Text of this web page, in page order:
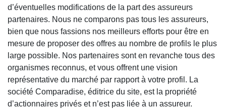
d’éventuelles modifications de la part des assureurs
partenaires. Nous ne comparons pas tous les assureurs,
bien que nous fassions nos meilleurs efforts pour être en
mesure de proposer des offres au nombre de profils le plus
large possible. Nos partenaires sont en revanche tous des
organismes reconnus, et vous offrent une vision
représentative du marché par rapport à votre profil. La
société Comparadise, éditrice du site, est la propriété
d’actionnaires privés et n’est pas liée à un assureur.